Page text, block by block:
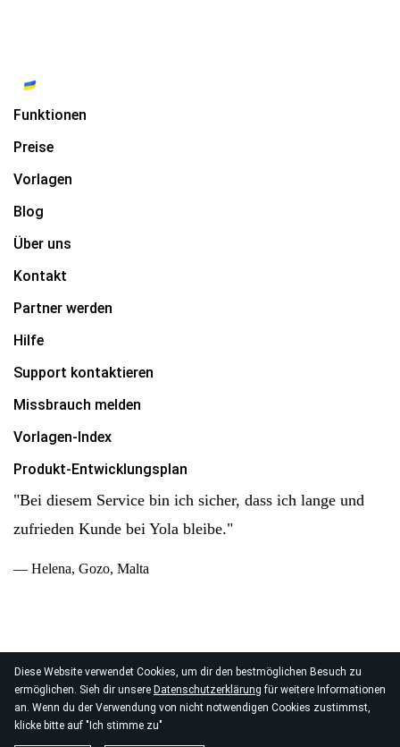
Diese Website verwendet Cookies, um dir den bestmöglichen Besuch zu
ermöglichen. Sieh dir unsere Datenschutzerklärung für weitere Informationen
an. Wenn du der Verwendung von nicht notwendigen Cookies zustimmst,
klicke bitte auf "Ich stimme zu"
Funktionen
Preise
Vorlagen
Blog
Über uns
Kontakt
Partner werden
Hilfe
Support kontaktieren
Missbrauch melden
Vorlagen-Index
Produkt-Entwicklungsplan
"Bei diesem Service bin ich sicher, dass ich lange und
zufrieden Kunde bei Yola bleibe."
— Helena, Gozo, Malta
© 2026
Yola Inc. Alle Rechte vorbehalten.Datenschutz AGB
Datenverarbeitung